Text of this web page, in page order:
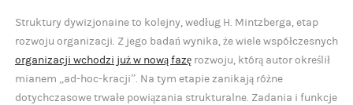
Struktury dywizjonaine to kolejny, według H. Mintzberga, etap
rozwoju organizacji. Z jego badań wynika, że wiele współczesnych
organizacji wchodzi już w nową fazęrozwoju, którą autor określił
mianem „ad-hoc-kracji”. Na tym etapie zanikają różne
dotychczasowe trwałe powiązania strukturalne. Zadania i funkcje